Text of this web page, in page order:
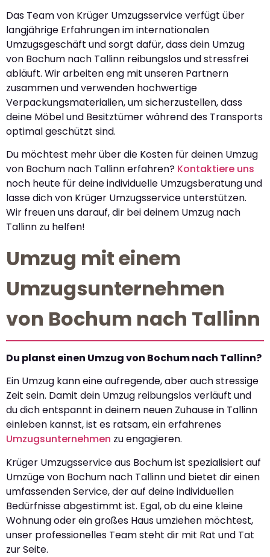
Das Team von Krüger Umzugsservice verfügt über
langjährige Erfahrungen im internationalen
Umzugsgeschäft und sorgt dafür, dass dein Umzug
von Bochum nach Tallinn reibungslos und stressfrei
abläuft. Wir arbeiten eng mit unseren Partnern
zusammen und verwenden hochwertige
Verpackungsmaterialien, um sicherzustellen, dass
deine Möbel und Besitztümer während des Transports
optimal geschützt sind.
Du möchtest mehr über die Kosten für deinen Umzug
von Bochum nach Tallinn erfahren? Kontaktiere uns
noch heute für deine individuelle Umzugsberatung und
lasse dich von Krüger Umzugsservice unterstützen.
Wir freuen uns darauf, dir bei deinem Umzug nach
Tallinn zu helfen!
Umzug mit einem
Umzugsunternehmen
von Bochum nach Tallinn
Du planst einen Umzug von Bochum nach Tallinn?
Ein Umzug kann eine aufregende, aber auch stressige
Zeit sein. Damit dein Umzug reibungslos verläuft und
du dich entspannt in deinem neuen Zuhause in Tallinn
einleben kannst, ist es ratsam, ein erfahrenes
Umzugsunternehmen zu engagieren.
Krüger Umzugsservice aus Bochum ist spezialisiert auf
Umzüge von Bochum nach Tallinn und bietet dir einen
umfassenden Service, der auf deine individuellen
Bedürfnisse abgestimmt ist. Egal, ob du eine kleine
Wohnung oder ein großes Haus umziehen möchtest,
unser professionelles Team steht dir mit Rat und Tat
zur Seite.